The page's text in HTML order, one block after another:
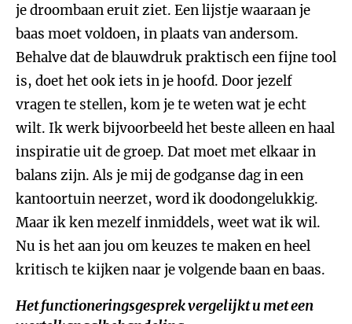
je droombaan eruit ziet. Een lijstje waaraan je
baas moet voldoen, in plaats van andersom.
Behalve dat de blauwdruk praktisch een fijne tool
is, doet het ook iets in je hoofd. Door jezelf
vragen te stellen, kom je te weten wat je echt
wilt. Ik werk bijvoorbeeld het beste alleen en haal
inspiratie uit de groep. Dat moet met elkaar in
balans zijn. Als je mij de godganse dag in een
kantoortuin neerzet, word ik doodongelukkig.
Maar ik ken mezelf inmiddels, weet wat ik wil.
Nu is het aan jou om keuzes te maken en heel
kritisch te kijken naar je volgende baan en baas.
Het functioneringsgesprek vergelijkt u met een